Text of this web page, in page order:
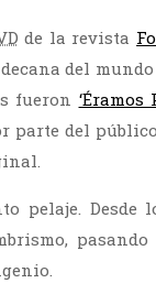
de la revista
del mundo
fueron ‘Éramos
parte del
pelaje. Desde